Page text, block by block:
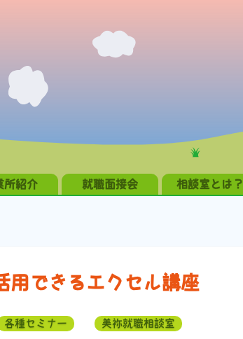
所紹介 就職面接会 相談室とは？
できるエクセル講座
各種セミナー 美祢就職相談室